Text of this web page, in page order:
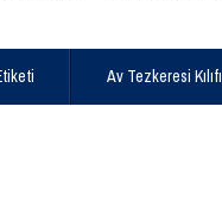
Av Tezkeresi Kılıfı